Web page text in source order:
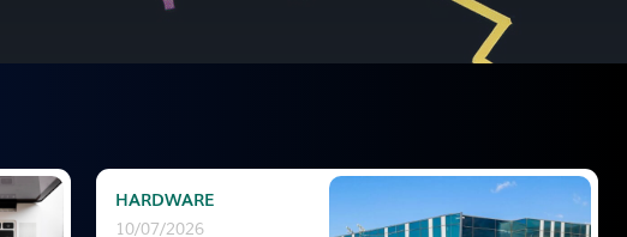
HARDWARE
10/07/2026